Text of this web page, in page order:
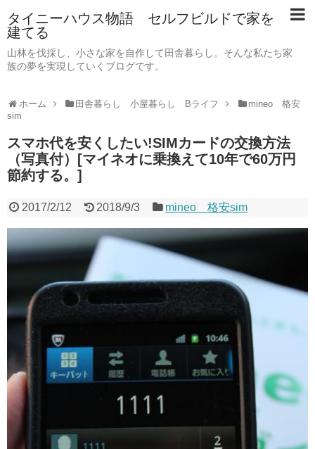
タイニーハウス物語 セルフビルドで家を
建てる
山林を伐採し、小さな家を自作して田舎暮らし。そんな私たち家
族の夢を実現していくブログです。
ホーム 田舎暮らし 小屋暮らし Bライフ
mineo 格安
sim
スマホ代を安くしたい!SIMカードの交換方法
（写真付）[マイネオに乗換えて10年で60万円
節約する。]
2017/2/12 2018/9/3 mineo 格安sim